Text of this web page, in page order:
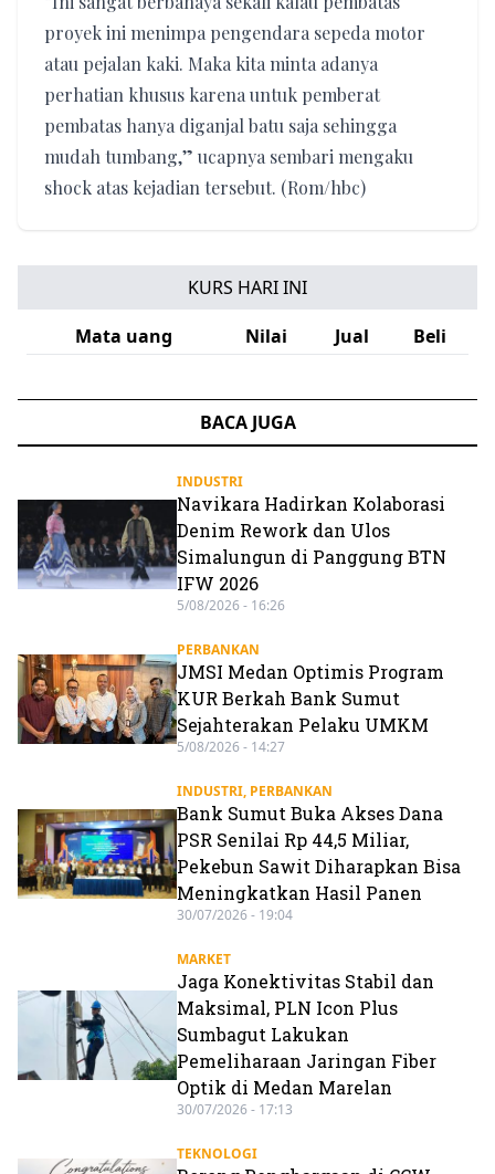
proyek ini menimpa pengendara sepeda motor
atau pejalan kaki. Maka kita minta adanya
perhatian khusus karena untuk pemberat
pembatas hanya diganjal batu saja sehingga
mudah tumbang,” ucapnya sembari mengaku
shock atas kejadian tersebut. (Rom/hbc)
KURS HARI INI
Mata uang
Nilai Jual Beli
BACA JUGA
INDUSTRI
Navikara Hadirkan Kolaborasi
Denim Rework dan Ulos
Simalungun di Panggung BTN
IFW 2026
5/08/2026 - 16:26
PERBANKAN
JMSI Medan Optimis Program
KUR Berkah Bank Sumut
Sejahterakan Pelaku UMKM
5/08/2026 - 14:27
INDUSTRI, PERBANKAN
Bank Sumut Buka Akses Dana
PSR Senilai Rp 44,5 Miliar,
Pekebun Sawit Diharapkan Bisa
Meningkatkan Hasil Panen
30/07/2026 - 19:04
MARKET
Jaga Konektivitas Stabil dan
Maksimal, PLN Icon Plus
Sumbagut Lakukan
Pemeliharaan Jaringan Fiber
Optik di Medan Marelan
30/07/2026 - 17:13
TEKNOLOGI